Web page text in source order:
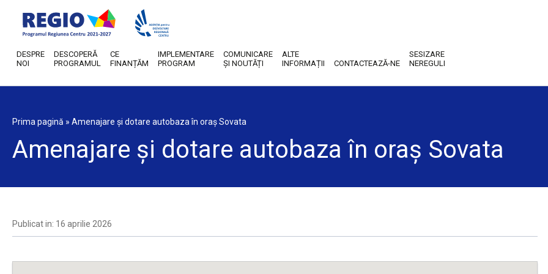
DESPRE
NOI
DESCOPERĂ
PROGRAMUL
CE
FINANȚĂM
IMPLEMENTARE
PROGRAM
COMUNICARE
ȘI NOUTĂȚI
ALTE
INFORMAȚII
CONTACTEAZĂ-NE
SESIZARE
NEREGULI
Prima pagină » Amenajare și dotare autobaza în oraș Sovata
Amenajare și dotare autobaza în oraș Sovata
Publicat in: 16 aprilie 2026